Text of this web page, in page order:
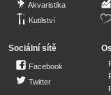
Akvaristika
Kutilství
Sociální sítě
Facebook
Twitter